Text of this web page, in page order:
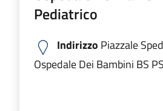
Pediatrico
Indirizzo Piazzale
Ospedale Dei Bambini BS